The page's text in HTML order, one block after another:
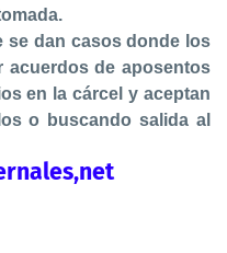
casos donde los
acuerdos de aposentos
en la cárcel y aceptan
o buscando salida al